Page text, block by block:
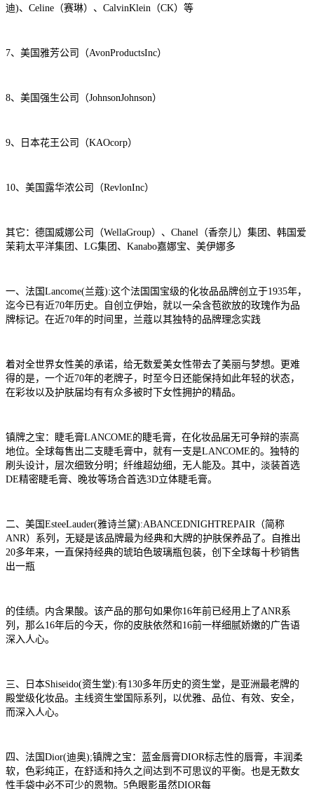
迪)、Celine（赛琳）、CalvinKlein（CK）等
7、美国雅芳公司（AvonProductsInc）
8、美国强生公司（JohnsonJohnson）
9、日本花王公司（KAOcorp）
10、美国露华浓公司（RevlonInc）
其它：德国威娜公司（WellaGroup）、Chanel（香奈儿）集团、韩国爱
茉莉太平洋集团、LG集团、Kanabo嘉娜宝、美伊娜多
一、法国Lancome(兰蔻):这个法国国宝级的化妆品品牌创立于1935年，
迄今已有近70年历史。自创立伊始，就以一朵含苞欲放的玫瑰作为品
牌标记。在近70年的时间里，兰蔻以其独特的品牌理念实践
着对全世界女性美的承诺，给无数爱美女性带去了美丽与梦想。更难
得的是，一个近70年的老牌子，时至今日还能保持如此年轻的状态，
在彩妆以及护肤届均有有众多被时下女性拥护的精品。
镇牌之宝：睫毛膏LANCOME的睫毛膏，在化妆品届无可争辩的崇高
地位。全球每售出二支睫毛膏中，就有一支是LANCOME的。独特的
刷头设计，层次细致分明；纤维超幼细，无人能及。其中，淡装首选
DE精密睫毛膏、晚妆等场合首选3D立体睫毛膏。
二、美国EsteeLauder(雅诗兰黛):ABANCEDNIGHTREPAIR（简称
ANR）系列，无疑是该品牌最为经典和大牌的护肤保养品了。自推出
20多年来，一直保持经典的琥珀色玻璃瓶包装，创下全球每十秒销售
出一瓶
的佳绩。内含果酸。该产品的那句如果你16年前已经用上了ANR系
列，那么16年后的今天，你的皮肤依然和16前一样细腻娇嫩的广告语
深入人心。
三、日本Shiseido(资生堂):有130多年历史的资生堂，是亚洲最老牌的
殿堂级化妆品。主线资生堂国际系列，以优雅、品位、有效、安全，
而深入人心。
四、法国Dior(迪奥);镇牌之宝：蓝金唇膏DIOR标志性的唇膏，丰润柔
软，色彩纯正，在舒适和持久之间达到不可思议的平衡。也是无数女
性手袋中必不可少的恩物。5色眼影虽然DIOR每